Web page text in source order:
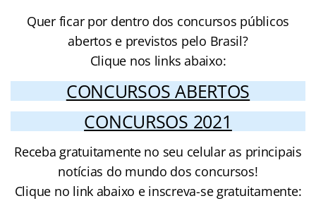
Quer ficar por dentro dos concursos públicos
abertos e previstos pelo Brasil?
Clique nos links abaixo:
CONCURSOS ABERTOS
CONCURSOS 2021
Receba gratuitamente no seu celular as principais
notícias do mundo dos concursos!
Clique no link abaixo e inscreva-se gratuitamente: